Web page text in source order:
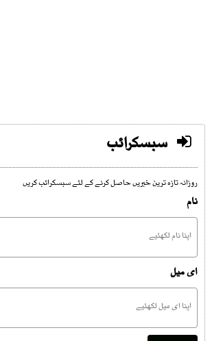
سبسکرائب
روزانہ تازہ ترین خبریں حاصل کرنے کے لئے سبسکرائب کریں
نام
ای میل